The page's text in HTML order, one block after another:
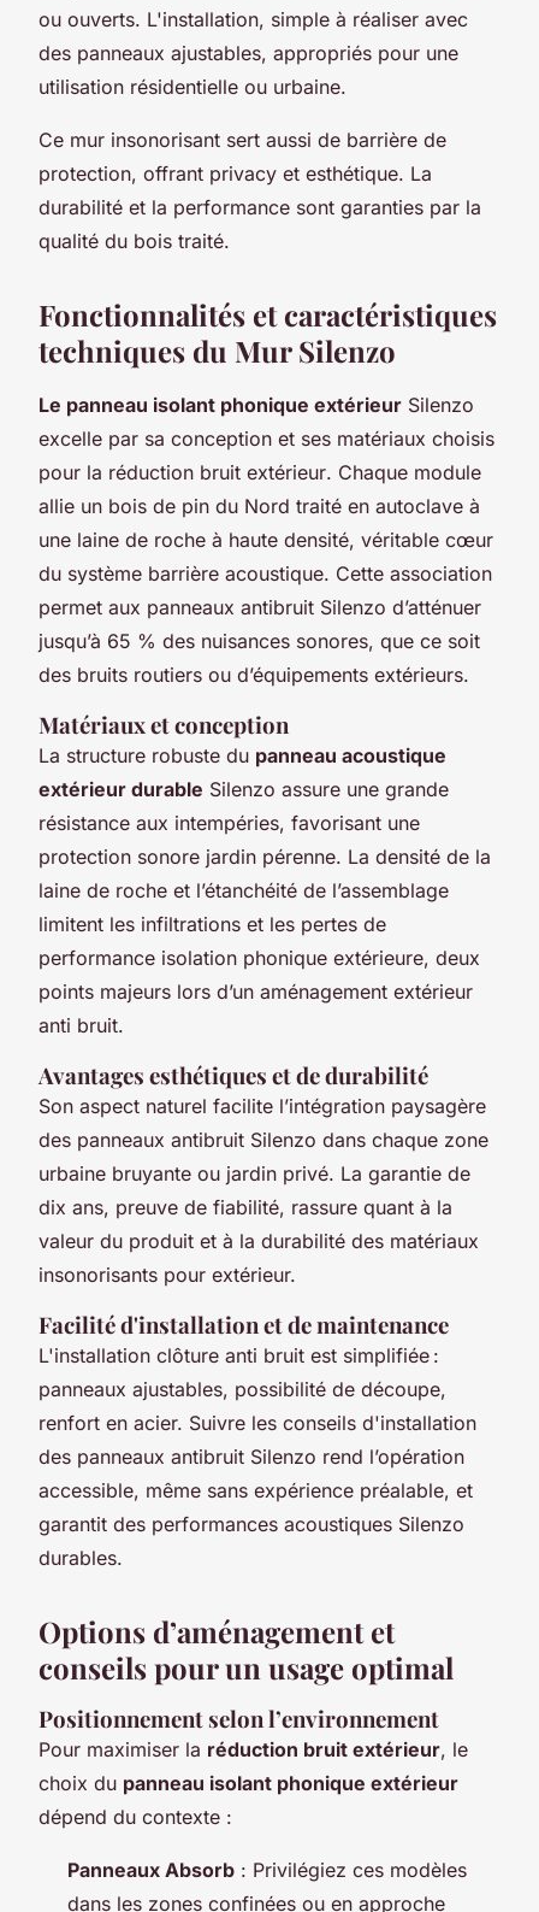
ou ouverts. L'installation, simple à réaliser avec
des panneaux ajustables, appropriés pour une
utilisation résidentielle ou urbaine.
Ce mur insonorisant sert aussi de barrière de
protection, offrant privacy et esthétique. La
durabilité et la performance sont garanties par la
qualité du bois traité.
Fonctionnalités et caractéristiques
techniques du Mur Silenzo
Le panneau isolant phonique extérieur Silenzo
excelle par sa conception et ses matériaux choisis
pour la réduction bruit extérieur. Chaque module
allie un bois de pin du Nord traité en autoclave à
une laine de roche à haute densité, véritable cœur
du système barrière acoustique. Cette association
permet aux panneaux antibruit Silenzo d’atténuer
jusqu’à 65 % des nuisances sonores, que ce soit
des bruits routiers ou d’équipements extérieurs.
Matériaux et conception
La structure robuste du panneau acoustique
extérieur durable Silenzo assure une grande
résistance aux intempéries, favorisant une
protection sonore jardin pérenne. La densité de la
laine de roche et l’étanchéité de l’assemblage
limitent les infiltrations et les pertes de
performance isolation phonique extérieure, deux
points majeurs lors d’un aménagement extérieur
anti bruit.
Avantages esthétiques et de durabilité
Son aspect naturel facilite l’intégration paysagère
des panneaux antibruit Silenzo dans chaque zone
urbaine bruyante ou jardin privé. La garantie de
dix ans, preuve de fiabilité, rassure quant à la
valeur du produit et à la durabilité des matériaux
insonorisants pour extérieur.
Facilité d'installation et de maintenance
L'installation clôture anti bruit est simplifiée :
panneaux ajustables, possibilité de découpe,
renfort en acier. Suivre les conseils d'installation
des panneaux antibruit Silenzo rend l’opération
accessible, même sans expérience préalable, et
garantit des performances acoustiques Silenzo
durables.
Options d’aménagement et
conseils pour un usage optimal
Positionnement selon l’environnement
Pour maximiser la réduction bruit extérieur, le
choix du panneau isolant phonique extérieur
dépend du contexte :
Panneaux Absorb : Privilégiez ces modèles
dans les zones confinées ou en approche